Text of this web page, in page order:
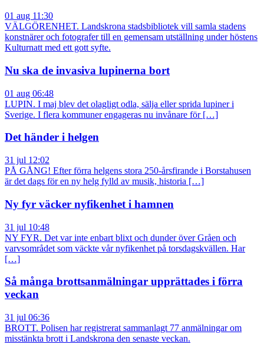
01 aug 11:30
VÄLGÖRENHET. Landskrona stadsbibliotek vill samla stadens
konstnärer och fotografer till en gemensam utställning under höstens
Kulturnatt med ett gott syfte.
Nu ska de invasiva lupinerna bort
01 aug 06:48
LUPIN. I maj blev det olagligt odla, sälja eller sprida lupiner i
Sverige. I flera kommuner engageras nu invånare för […]
Det händer i helgen
31 jul 12:02
PÅ GÅNG! Efter förra helgens stora 250-årsfirande i Borstahusen
är det dags för en ny helg fylld av musik, historia […]
Ny fyr väcker nyfikenhet i hamnen
31 jul 10:48
NY FYR. Det var inte enbart blixt och dunder över Gråen och
varvsområdet som väckte vår nyfikenhet på torsdagskvällen. Har
[…]
Så många brottsanmälningar upprättades i förra
veckan
31 jul 06:36
BROTT. Polisen har registrerat sammanlagt 77 anmälningar om
misstänkta brott i Landskrona den senaste veckan.